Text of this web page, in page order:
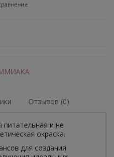
Отзывов (0)
питательная и не
окраска.
для создания